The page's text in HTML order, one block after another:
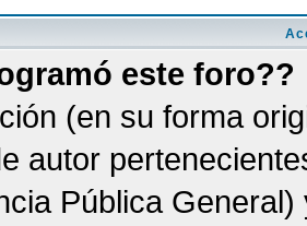
este foro??
(en su forma
autor
Pública